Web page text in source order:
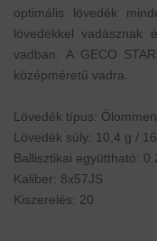
optimális lövedék
lövedékkel vadásznak
vadban. A GECO
középméretű vadra.
Lövedék típus:
Lövedék súly: 10,4 g /
Ballisztikai együttható:
Kaliber: 8x57JS
Kiszerelés: 20